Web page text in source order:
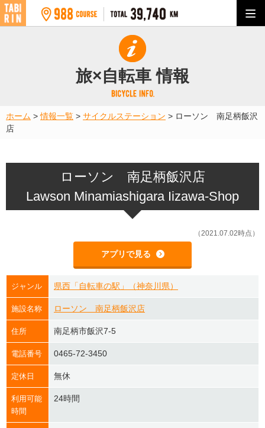
旅×自転車 情報
ホーム >情報一覧 > サイクルステーション > ローソン 南足柄飯沢
店
ローソン 南足柄飯沢店
Lawson Minamiashigara Iizawa-Shop
（2021.07.02時点）
アプリで見る
ジャンル 県西「自転車の駅」（神奈川県）
施設名称 ローソン 南足柄飯沢店
住所 南足柄市飯沢7-5
電話番号 0465-72-3450
定休日 無休
利用可能
時間
24時間